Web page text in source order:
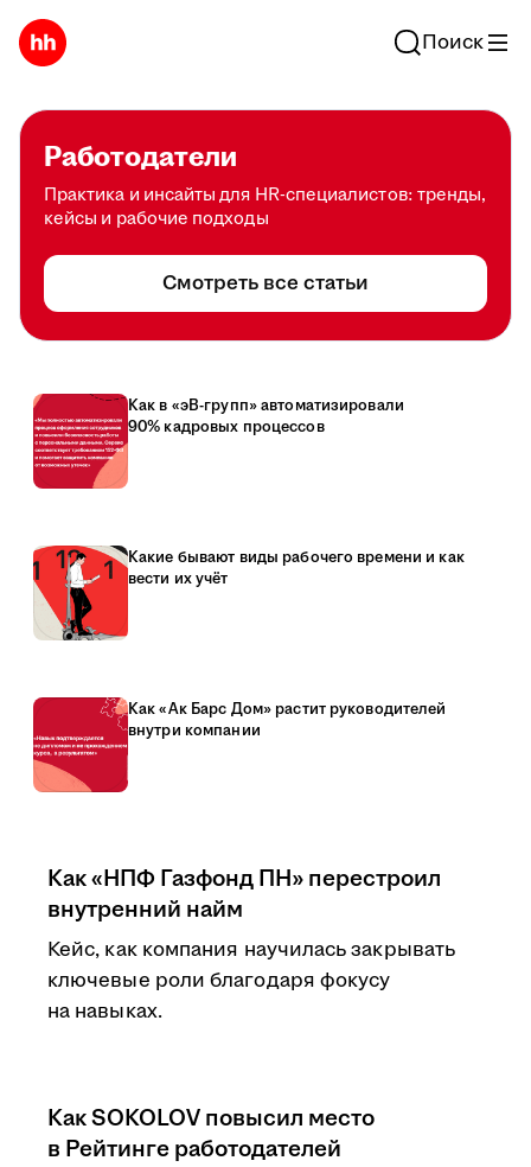
Поиск
Работодатели
Практика и инсайты для HR-специалистов: тренды,
кейсы и рабочие подходы
Смотреть все статьи
Как в «эВ-групп» автоматизировали
90% кадровых процессов
Какие бывают виды рабочего времени и как
вести их учёт
Как «Ак Барс Дом» растит руководителей
внутри компании
Как «НПФ Газфонд ПН» перестроил
внутренний найм
Кейс, как компания научилась закрывать
ключевые роли благодаря фокусу
на навыках.
Как SOKOLOV повысил место
в Рейтинге работодателей